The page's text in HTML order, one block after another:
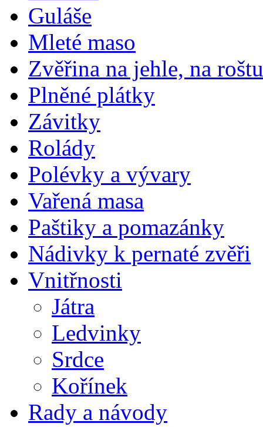
Guláše
Mleté maso
Zvěřina na jehle, na roštu
Plněné plátky
Závitky
Rolády
Polévky a vývary
Vařená masa
Paštiky a pomazánky
Nádivky k pernaté zvěři
Vnitřnosti
Játra
Ledvinky
Srdce
Kořínek
Rady a návody